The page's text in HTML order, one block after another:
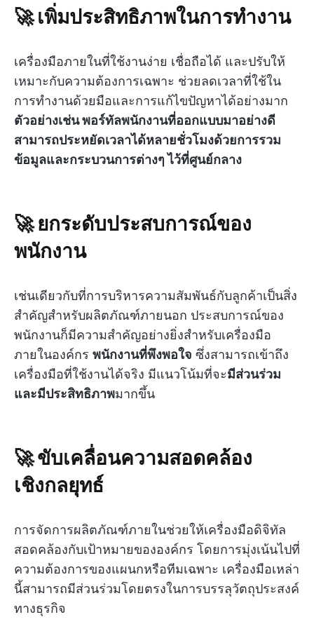
🚀 เพิ่มประสิทธิภาพในการทำงาน
เครื่องมือภายในที่ใช้งานง่าย เชื่อถือได้ และปรับให้
เหมาะกับความต้องการเฉพาะ ช่วยลดเวลาที่ใช้ใน
การทำงานด้วยมือและการแก้ไขปัญหาได้อย่างมาก
ตัวอย่างเช่น พอร์ทัลพนักงานที่ออกแบบมาอย่างดี
สามารถประหยัดเวลาได้หลายชั่วโมงด้วยการรวม
ข้อมูลและกระบวนการต่างๆ ไว้ที่ศูนย์กลาง
🚀 ยกระดับประสบการณ์ของ
พนักงาน
เช่นเดียวกับที่การบริหารความสัมพันธ์กับลูกค้าเป็นสิ่ง
สำคัญสำหรับผลิตภัณฑ์ภายนอก ประสบการณ์ของ
พนักงานก็มีความสำคัญอย่างยิ่งสำหรับเครื่องมือ
ภายในองค์กร พนักงานที่พึงพอใจ ซึ่งสามารถเข้าถึง
เครื่องมือที่ใช้งานได้จริง มีแนวโน้มที่จะมีส่วนร่วม
และมีประสิทธิภาพมากขึ้น
🚀 ขับเคลื่อนความสอดคล้อง
เชิงกลยุทธ์
การจัดการผลิตภัณฑ์ภายในช่วยให้เครื่องมือดิจิทัล
สอดคล้องกับเป้าหมายขององค์กร โดยการมุ่งเน้นไปที่
ความต้องการของแผนกหรือทีมเฉพาะ เครื่องมือเหล่า
นี้สามารถมีส่วนร่วมโดยตรงในการบรรลุวัตถุประสงค์
ทางธุรกิจ